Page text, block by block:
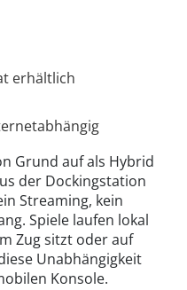
erhältlich
Grund auf als Hybrid
der Dockingstation
Streaming, kein
Spiele laufen lokal
Zug sitzt oder auf
Unabhängigkeit
Konsole.